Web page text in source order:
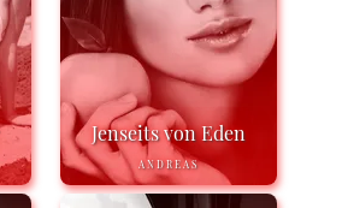
Jenseits von Eden
ANDREAS